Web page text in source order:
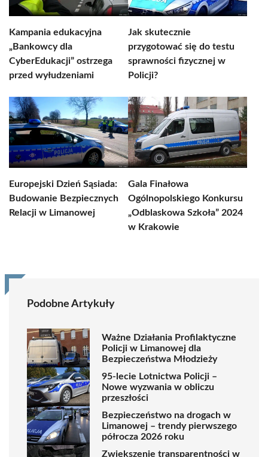
Kampania edukacyjna
„Bankowcy dla
CyberEdukacji” ostrzega
przed wyłudzeniami
Jak skutecznie
przygotować się do testu
sprawności fizycznej w
Policji?
Europejski Dzień Sąsiada:
Budowanie Bezpiecznych
Relacji w Limanowej
Gala Finałowa
Ogólnopolskiego Konkursu
„Odblaskowa Szkoła” 2024
w Krakowie
Podobne Artykuły
Ważne Działania Profilaktyczne
Policji w Limanowej dla
Bezpieczeństwa Młodzieży
95-lecie Lotnictwa Policji –
Nowe wyzwania w obliczu
przeszłości
Bezpieczeństwo na drogach w
Limanowej – trendy pierwszego
półrocza 2026 roku
Zwiększenie transparentności w